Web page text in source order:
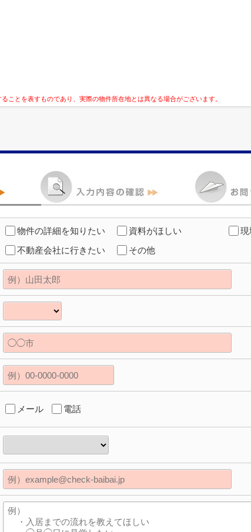
ことを表すものであり、実際の物件所在地とは異なる場合がございます。
物件の詳細を知りたい 資料がほしい
現
不動産会社に行きたい
その他
メール 電話